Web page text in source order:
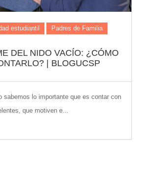
estudiantil Padres de Familia
DEL NIDO VACÍO: ¿CÓMO
| BLOGUCSP
sabemos lo importante que es contar con
que motiven e...